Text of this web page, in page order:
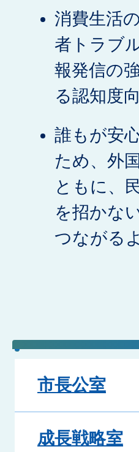
消費生活
者トラブ
報発信の
る認知度
誰もが安
ため、外
ともに、
を招かな
つながる
市長公室
成長戦略室